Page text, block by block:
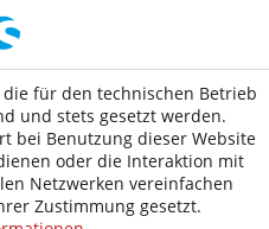
die für den technischen Betrieb
und stets gesetzt werden.
bei Benutzung dieser Website
oder die Interaktion mit
Netzwerken vereinfachen
Zustimmung gesetzt.